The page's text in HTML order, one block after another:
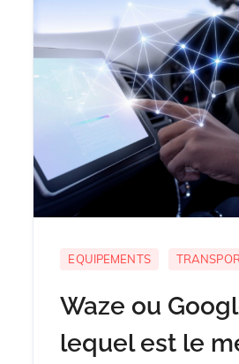
EQUIPEMENTS
Waze ou
lequel est le